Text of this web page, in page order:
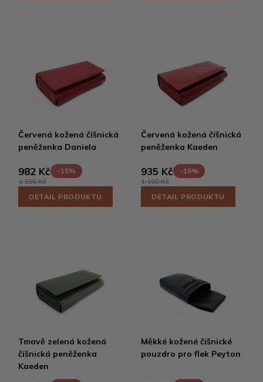
Červená kožená číšnická
peněženka Daniela
982 Kč
-15%
1 155 Kč
DETAIL PRODUKTU
Červená kožená číšnická
peněženka Kaeden
935 Kč
-15%
1 100 Kč
DETAIL PRODUKTU
Tmavě zelená kožená
číšnická peněženka
Kaeden
Měkké kožené číšnické
pouzdro pro flek Peyton